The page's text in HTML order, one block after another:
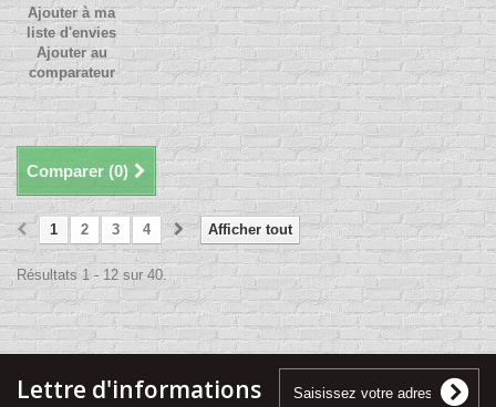
Ajouter à ma
liste d'envies
Ajouter au
comparateur
Comparer (0)
Afficher tout
1 2 3 4
Résultats 1 - 12 sur 40.
Lettre d'informations